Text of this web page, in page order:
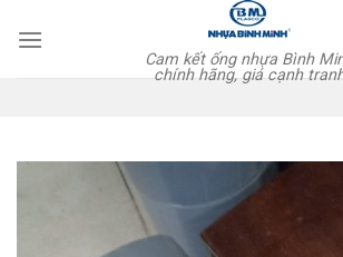
Cam kết ống nhựa Bình
chính hãng, giá cạnh